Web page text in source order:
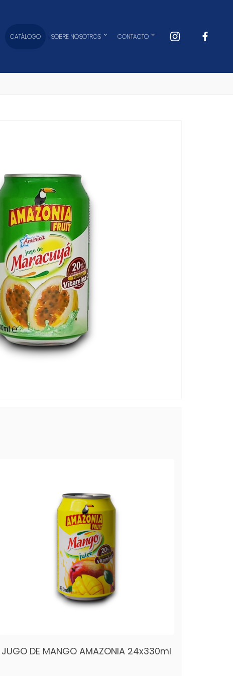
CATÁLOGO SOBRE NOSOTROS CONTACTO
JUGO DE MANGO AMAZONIA 24x330ml